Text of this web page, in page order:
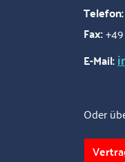
Telefon:
Fax:+49
E-Mail:
Oder